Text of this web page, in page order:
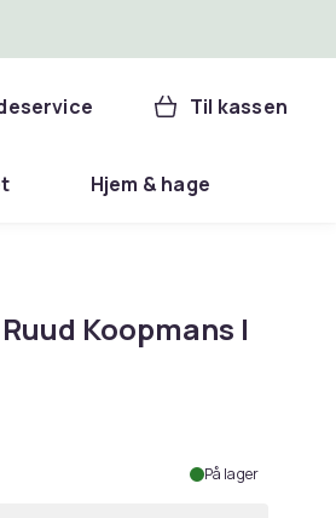
Til kassen
Hjem & hage
Koopmans |
På lager